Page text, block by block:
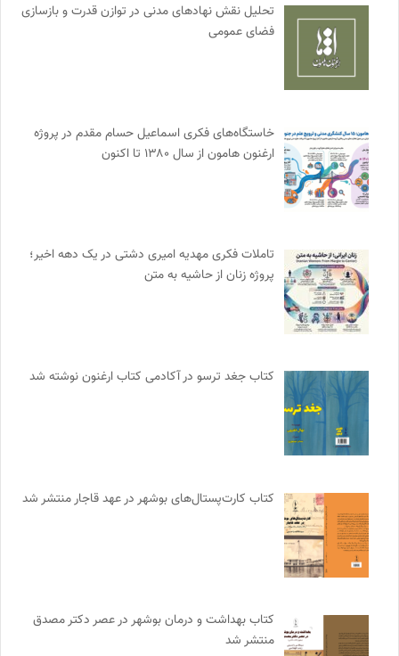
تحلیل نقش نهادهای مدنی در توازن قدرت و بازسازی
فضای عمومی
خاستگاه‌های فکری اسماعیل حسام مقدم در پروژه
ارغنون هامون از سال ۱۳۸۰ تا اکنون
تاملات فکری مهدیه امیری دشتی در یک دهه اخیر؛
پروژه زنان از حاشیه به متن
کتاب جغد ترسو در آکادمی کتاب ارغنون نوشته شد
کتاب کارت‌پستال‌های بوشهر در عهد قاجار منتشر شد
کتاب بهداشت و درمان بوشهر در عصر دکتر مصدق
منتشر شد